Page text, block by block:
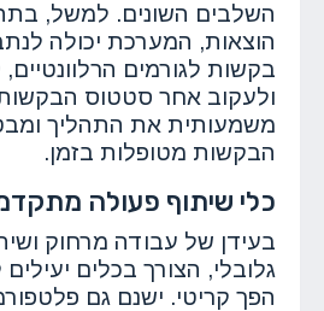
השלבים השונים. למשל,
הוצאות, המערכת יכולה
בקשות לגורמים
ולעקוב אחר סטטוס
משמעותית את התהליך
הבקשות מטופלות בזמן.
כלי שיתוף פעולה
בעידן של עבודה מרחוק
גלובלי, הצורך בכלים
הפך קריטי. ישנם גם